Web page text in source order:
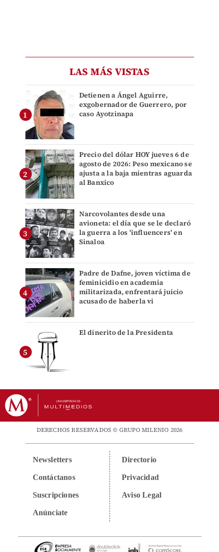
LAS MÁS VISTAS
Detienen a Ángel Aguirre,
exgobernador de Guerrero, por
caso Ayotzinapa
Precio del dólar HOY jueves 6 de
agosto de 2026: Peso mexicano se
ajusta a la baja mientras aguarda
al Banxico
Narcovolantes desde una
avioneta: el día que se le declaró
la guerra a los 'influencers' en
Sinaloa
Padre de Dafne, joven víctima de
feminicidio en academia
militarizada, enfrentará juicio
acusado de haberla vi
El dinerito de la Presidenta
DERECHOS RESERVADOS © GRUPO MILENIO 2026
Newsletters
Contáctanos
Suscripciones
Anúnciate
Directorio
Privacidad
Aviso Legal